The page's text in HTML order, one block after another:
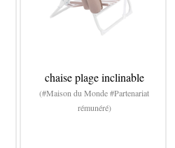
chaise plage inclinable
(#Maison du Monde #Partenariat
rémunéré)